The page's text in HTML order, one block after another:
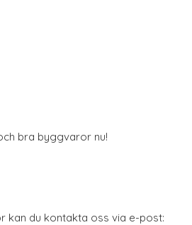
bra byggvaror nu!
kan du kontakta oss via e-post: